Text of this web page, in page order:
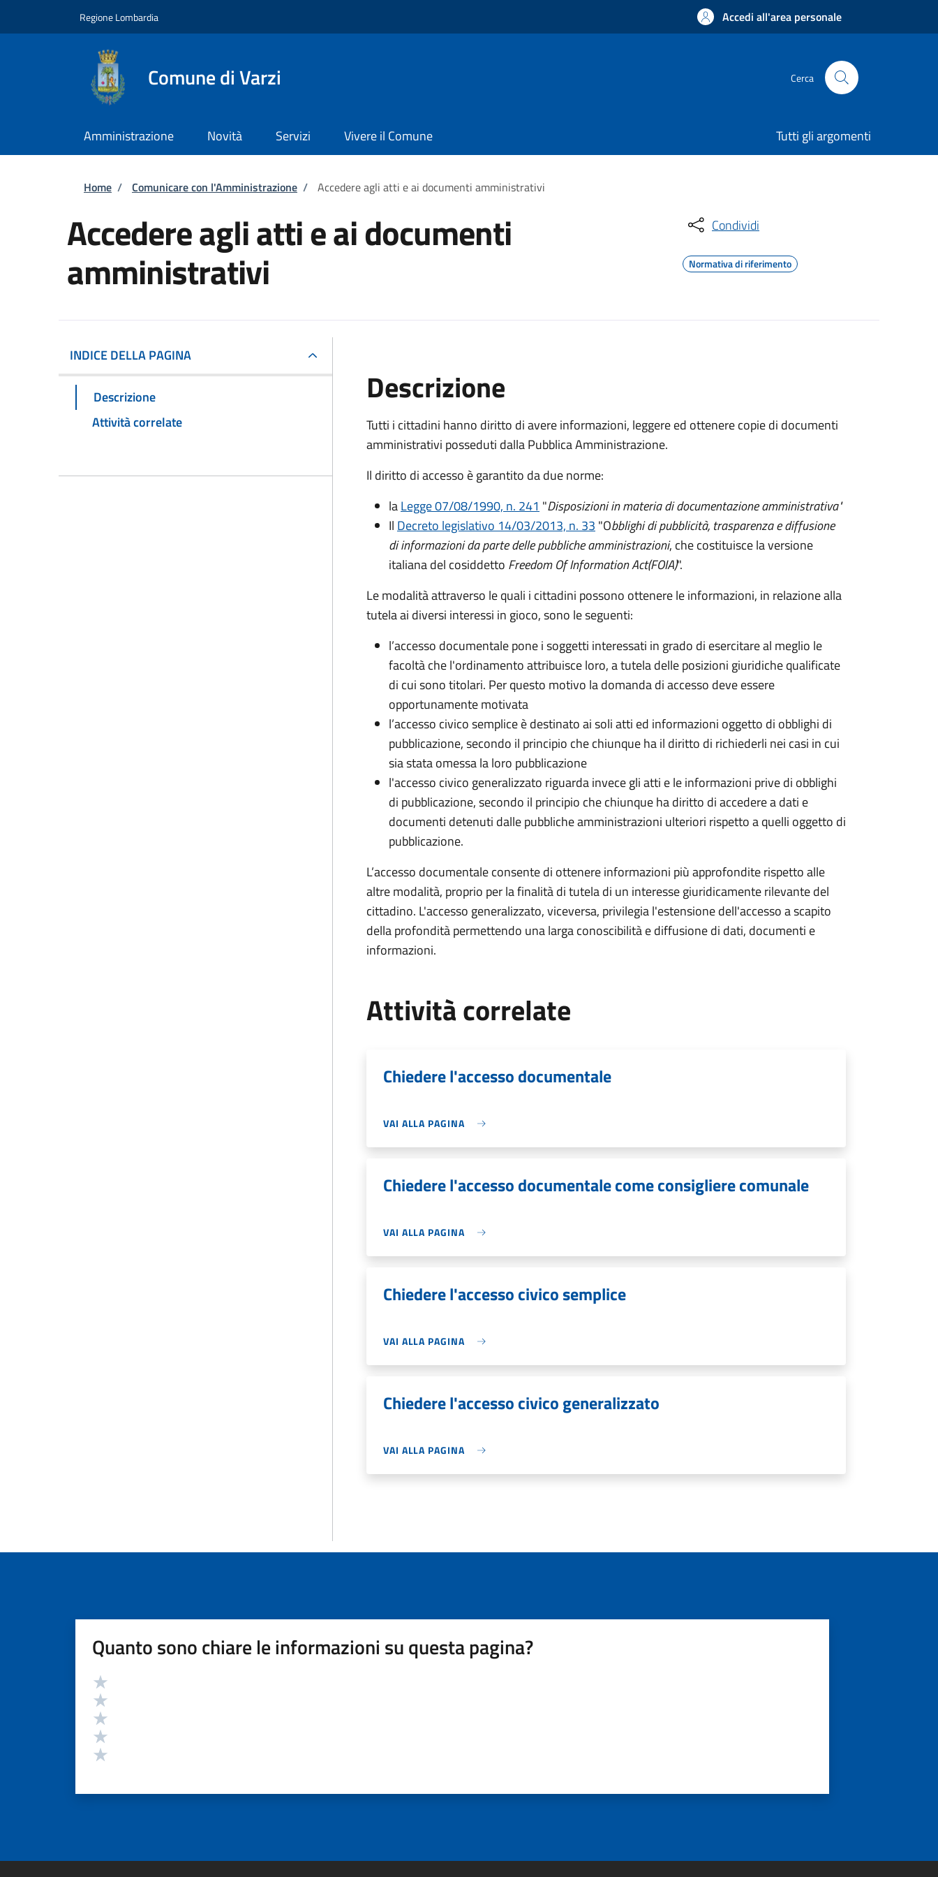
Regione Lombardia Accedi all'area personale
Comune di Varzi Cerca
Amministrazione Novità Servizi Vivere il Comune Tutti gli argomenti
Briciole di pane
Home / Comunicare con l'Amministrazione / Accedere agli atti e ai documenti amministrativi
Accedere agli atti e ai documenti
amministrativi
Condividi
Normativa di riferimento
INDICE DELLA PAGINA
Descrizione
Attività correlate
Descrizione
Tutti i cittadini hanno diritto di avere informazioni, leggere ed ottenere copie di documenti
amministrativi posseduti dalla Pubblica Amministrazione.
Il diritto di accesso è garantito da due norme:
laLegge 07/08/1990, n. 241 "Disposizioni in materia di documentazione amministrativa"
Il Decreto legislativo 14/03/2013, n. 33 "Obblighi di pubblicità, trasparenza e diffusione
di informazioni da parte delle pubbliche amministrazioni, che costituisce la versione
italiana del cosiddetto Freedom Of Information Act(FOIA)".
Le modalità attraverso le quali i cittadini possono ottenere le informazioni, in relazione alla
tutela ai diversi interessi in gioco, sono le seguenti:
l’accesso documentale pone i soggetti interessati in grado di esercitare al meglio le
facoltà che l'ordinamento attribuisce loro, a tutela delle posizioni giuridiche qualificate
di cui sono titolari. Per questo motivo la domanda di accesso deve essere
opportunamente motivata
l’accesso civico semplice è destinato ai soli atti ed informazioni oggetto di obblighi di
pubblicazione, secondo il principio che chiunque ha il diritto di richiederli nei casi in cui
sia stata omessa la loro pubblicazione
l'accesso civico generalizzato riguarda invece gli atti e le informazioni prive di obblighi
di pubblicazione, secondo il principio che chiunque ha diritto di accedere a dati e
documenti detenuti dalle pubbliche amministrazioni ulteriori rispetto a quelli oggetto di
pubblicazione.
L’accesso documentale consente di ottenere informazioni più approfondite rispetto alle
altre modalità, proprio per la finalità di tutela di un interesse giuridicamente rilevante del
cittadino. L'accesso generalizzato, viceversa, privilegia l'estensione dell'accesso a scapito
della profondità permettendo una larga conoscibilità e diffusione di dati, documenti e
informazioni.
Attività correlate
Chiedere l'accesso documentale
VAI ALLA PAGINA
Chiedere l'accesso documentale come consigliere comunale
VAI ALLA PAGINA
Chiedere l'accesso civico semplice
VAI ALLA PAGINA
Chiedere l'accesso civico generalizzato
VAI ALLA PAGINA
Quanto sono chiare le informazioni su questa pagina?
Valutazione